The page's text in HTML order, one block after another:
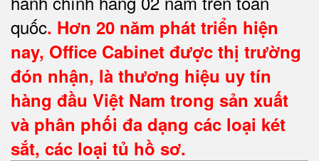
quốc. Hơn 20 năm phát triển hiện
nay, Office Cabinet được thị trường
đón nhận, là thương hiệu uy tín
hàng đầu Việt Nam trong sản xuất
và phân phối đa dạng các loại két
sắt, các loại tủ hồ sơ.